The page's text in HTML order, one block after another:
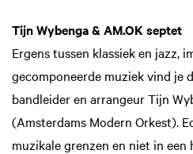
Tijn Wybenga & AM.OK septet
Ergens tussen klassiek en jazz,
gecomponeerde muziek vind je
bandleider en arrangeur Tijn
(Amsterdams Modern Orkest).
muzikale grenzen en niet in een